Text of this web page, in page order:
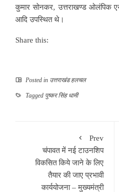
कुमार सोनकर, उत्तराखण्ड ओलंपिक
आदि उपस्थित थे।
Share this:
Posted in उत्तराखंड हलचल
Tagged पुष्कर सिंह धामी
Prev
चंपावत में नई टाउनशिप
विकसित किये जाने के लिए
तैयार की जाए प्रभावी
कार्ययोजना – मुख्यमंत्री